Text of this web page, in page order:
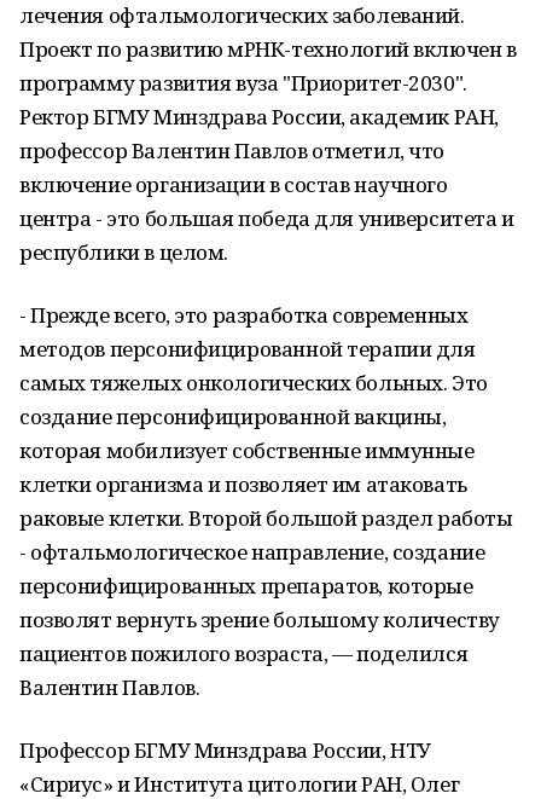
лечения офтальмологических заболеваний.
Проект по развитию мРНК-технологий включен в
программу развития вуза "Приоритет-2030".
Ректор БГМУ Минздрава России, академик РАН,
профессор Валентин Павлов отметил, что
включение организации в состав научного
центра - это большая победа для университета и
республики в целом.
- Прежде всего, это разработка современных
методов персонифицированной терапии для
самых тяжелых онкологических больных. Это
создание персонифицированной вакцины,
которая мобилизует собственные иммунные
клетки организма и позволяет им атаковать
раковые клетки. Второй большой раздел работы
- офтальмологическое направление, создание
персонифицированных препаратов, которые
позволят вернуть зрение большому количеству
пациентов пожилого возраста, — поделился
Валентин Павлов.
Профессор БГМУ Минздрава России, НТУ
«Сириус» и Института цитологии РАН, Олег